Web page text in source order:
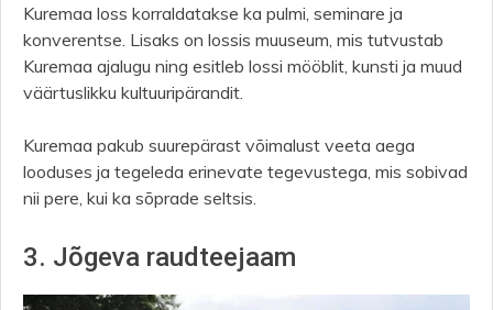
Kuremaa loss korraldatakse ka pulmi, seminare ja
konverentse. Lisaks on lossis muuseum, mis tutvustab
Kuremaa ajalugu ning esitleb lossi mööblit, kunsti ja muud
väärtuslikku kultuuripärandit.
Kuremaa pakub suurepärast võimalust veeta aega
looduses ja tegeleda erinevate tegevustega, mis sobivad
nii pere, kui ka sõprade seltsis.
3. Jõgeva raudteejaam